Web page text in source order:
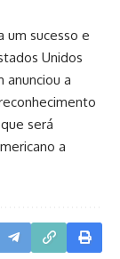
um sucesso e
Unidos
a
será
a